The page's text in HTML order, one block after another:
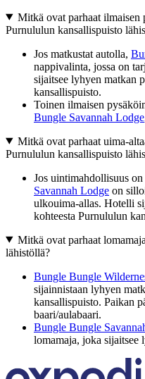
Mitkä ovat parhaat
Purnululun kansallispuisto
Jos matkustat autolla,
nappivalinta, jossa on
sijaitsee lyhyen matkan
kansallispuisto.
Toinen ilmaisen
Bungle Savannah Lodge
Mitkä ovat parhaat uima-
Purnululun kansallispuisto
Jos uintimahdollisuus on
Savannah Lodge on
ulkouima-allas. Hotelli
kohteesta Purnululun
Mitkä ovat parhaat
lähistöllä?
Bungle Bungle
sijainnistaan lyhyen
kansallispuisto. Paikan
baari/aulabaari.
Bungle Bungle
lomamaja, joka sijaitsee